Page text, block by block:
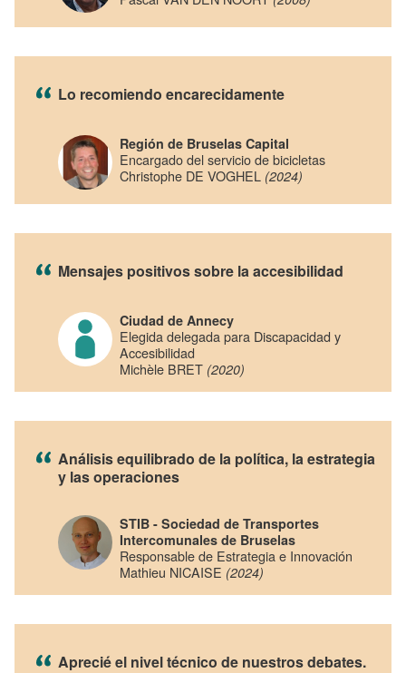
Lo recomiendo encarecidamente
Región de Bruselas Capital
Encargado del servicio de bicicletas
Christophe DE VOGHEL (2024)
Mensajes positivos sobre la accesibilidad
Ciudad de Annecy
Elegida delegada para Discapacidad y
Accesibilidad
Michèle BRET (2020)
Análisis equilibrado de la política, la estrategia
y las operaciones
STIB - Sociedad de Transportes
Intercomunales de Bruselas
Responsable de Estrategia e Innovación
Mathieu NICAISE (2024)
Aprecié el nivel técnico de nuestros debates.